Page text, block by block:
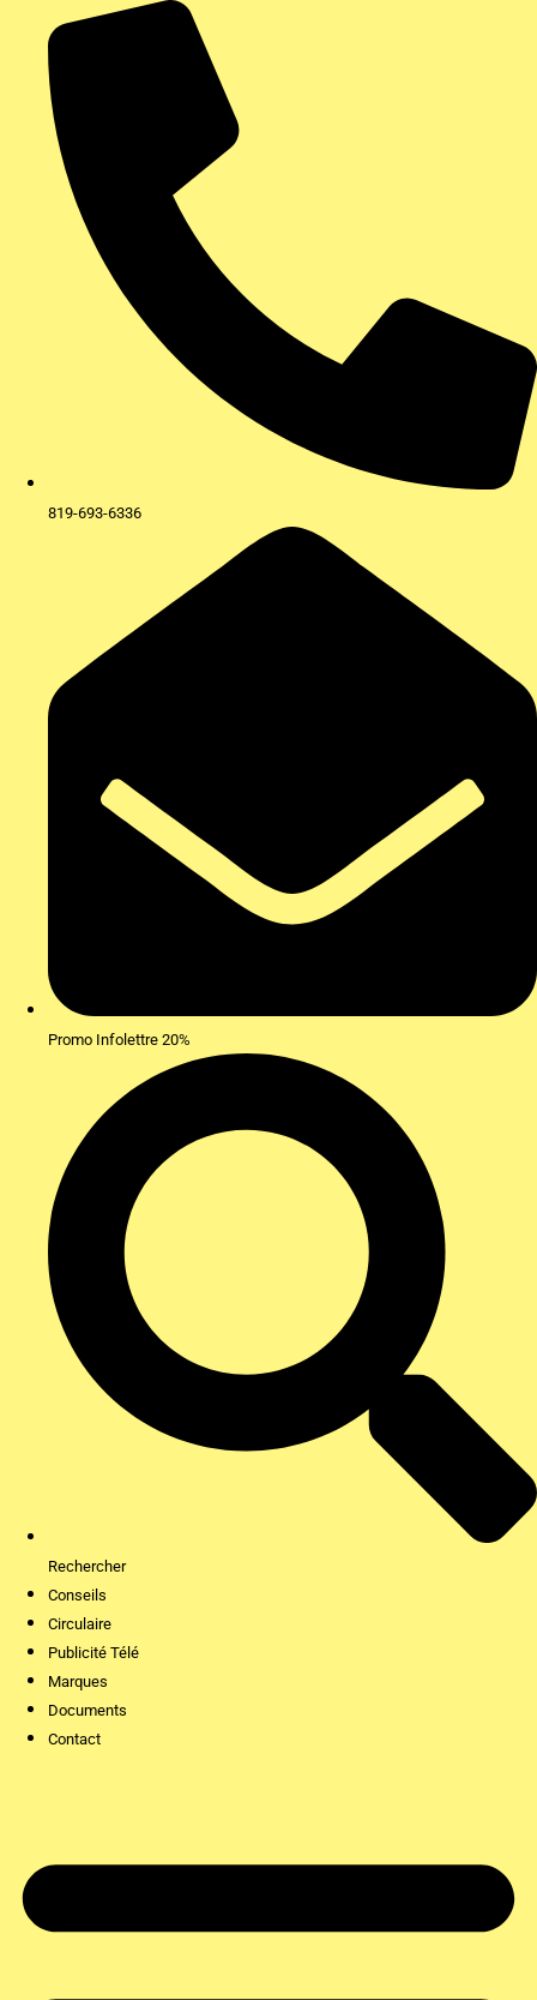
contenu
819-693-6336
Promo Infolettre 20%
Rechercher
Conseils
Circulaire
Publicité Télé
Marques
Documents
Contact